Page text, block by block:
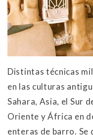
Distintas técnicas
en las culturas
Sahara, Asia, el Sur
Oriente y África en
enteras de barro. Se